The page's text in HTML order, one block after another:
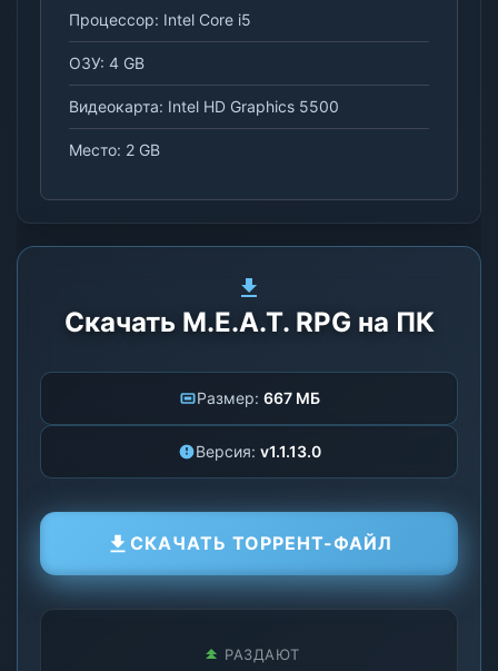
Процессор: Intel Core i5
ОЗУ: 4 GB
Видеокарта: Intel HD Graphics 5500
Место: 2 GB
Скачать M.E.A.T. RPG на ПК
Размер: 667 МБ
Версия: v1.1.13.0
СКАЧАТЬ ТОРРЕНТ-ФАЙЛ
РАЗДАЮТ